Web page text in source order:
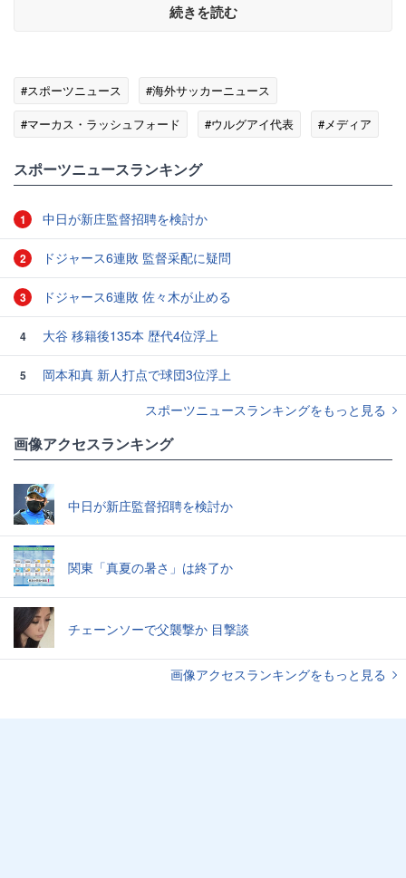
続きを読む
#スポーツニュース
#海外サッカーニュース
#マーカス・ラッシュフォード
#ウルグアイ代表
#メディア
スポーツニュースランキング
1 中日が新庄監督招聘を検討か
2 ドジャース6連敗 監督采配に疑問
3 ドジャース6連敗 佐々木が止める
4 大谷 移籍後135本 歴代4位浮上
5
岡本和真 新人打点で球団3位浮上
スポーツニュースランキングをもっと見る
画像アクセスランキング
中日が新庄監督招聘を検討か
関東「真夏の暑さ」は終了か
チェーンソーで父襲撃か 目撃談
画像アクセスランキングをもっと見る